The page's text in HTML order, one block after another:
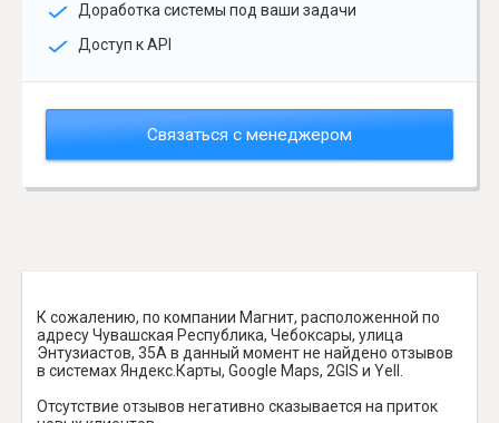
Доработка системы под ваши задачи
Доступ к API
Связаться с менеджером
К сожалению, по компании Магнит, расположенной по
адресу Чувашская Республика, Чебоксары, улица
Энтузиастов, 35А в данный момент не найдено отзывов
в системах Яндекс.Карты, Google Maps, 2GIS и Yell.
Отсутствие отзывов негативно сказывается на приток